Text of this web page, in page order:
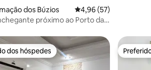
dos Búzios 4,96 de uma avaliação
4,96 (57)
próximo ao Porto da
dos hóspedes
dos hóspedes